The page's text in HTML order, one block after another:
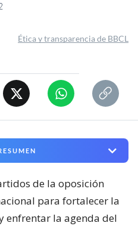
Ética y transparencia de BBCL
de la oposición
para fortalecer la
enfrentar la agenda del